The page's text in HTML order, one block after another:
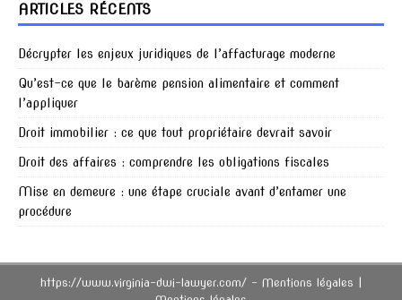
ARTICLES RÉCENTS
Décrypter les enjeux juridiques de l’affacturage moderne
Qu’est-ce que le barème pension alimentaire et comment
l’appliquer
Droit immobilier : ce que tout propriétaire devrait savoir
Droit des affaires : comprendre les obligations fiscales
Mise en demeure : une étape cruciale avant d’entamer une
procédure
https://www.virginia-dwi-lawyer.com/ - Mentions légales |